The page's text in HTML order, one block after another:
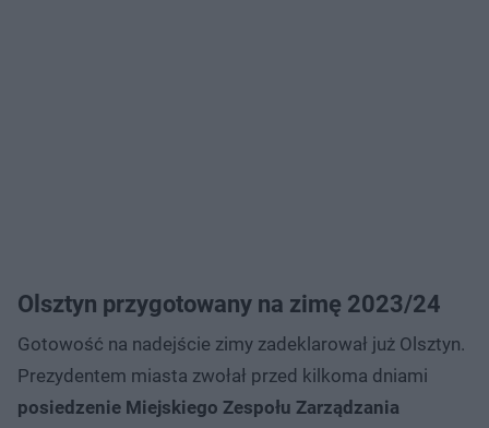
Olsztyn przygotowany na zimę 2023/24
Gotowość na nadejście zimy zadeklarował już Olsztyn.
Prezydentem miasta zwołał przed kilkoma dniami
posiedzenie Miejskiego Zespołu Zarządzania